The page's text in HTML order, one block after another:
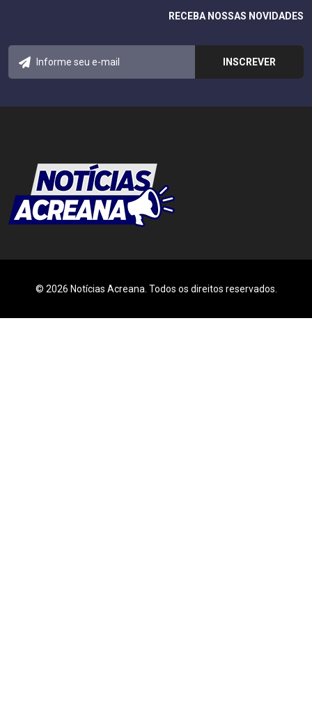
RECEBA NOSSAS NOVIDADES
© 2026 Notícias Acreana. Todos os direitos reservados.